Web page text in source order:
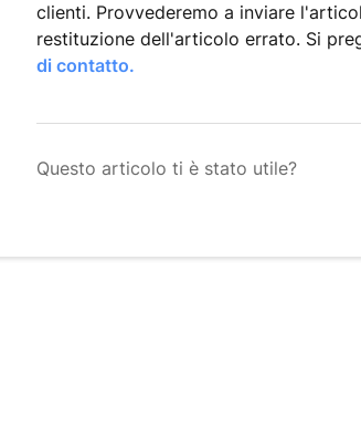
clienti. Provvederemo a inviare
restituzione dell'articolo errato. Si
di contatto.
Questo articolo ti è stato utile?